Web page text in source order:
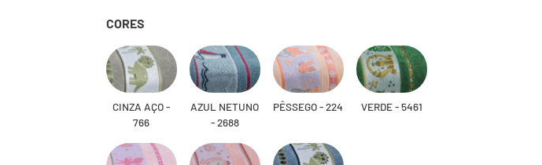
CORES
CINZA AÇO -
766
AZUL NETUNO
- 2688
PÊSSEGO - 224 VERDE - 5461